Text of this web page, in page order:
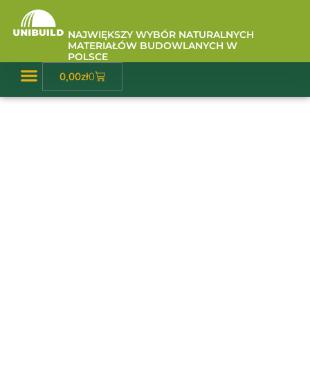
Przejdź
NAJWIĘKSZY WYBÓR NATURALNYCH
MATERIAŁÓW BUDOWLANYCH W
POLSCE
0,00zł0
Wózek